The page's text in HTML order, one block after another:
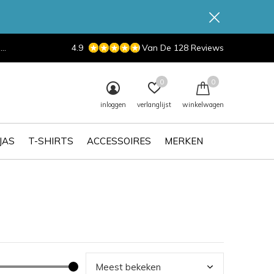
T-SHIRTS ACCESSOIRES MERKEN
inloggen verlanglijst
0
winkelwagen
0
4.9 Van De 128 Reviews